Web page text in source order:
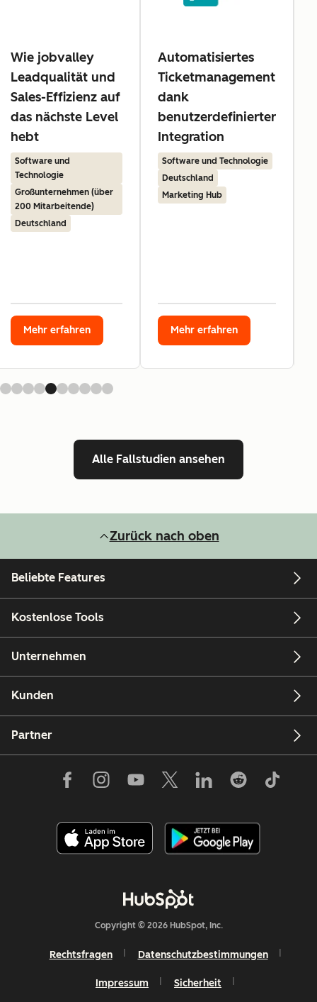
Wie jobvalley
Leadqualität und
Sales-Effizienz auf
das nächste Level
hebt
Software und
Technologie
Großunternehmen (über
200 Mitarbeitende)
Deutschland
Mehr erfahren
Automatisiertes
Ticketmanagement
dank
benutzerdefinierter
Integration
Software und Technologie
Deutschland
Marketing Hub
Mehr erfahren
Alle Fallstudien ansehen
Zurück nach oben
Beliebte Features
Kostenlose Tools
Unternehmen
Kunden
Partner
Copyright © 2026 HubSpot, Inc.
Rechtsfragen Datenschutzbestimmungen
Impressum Sicherheit